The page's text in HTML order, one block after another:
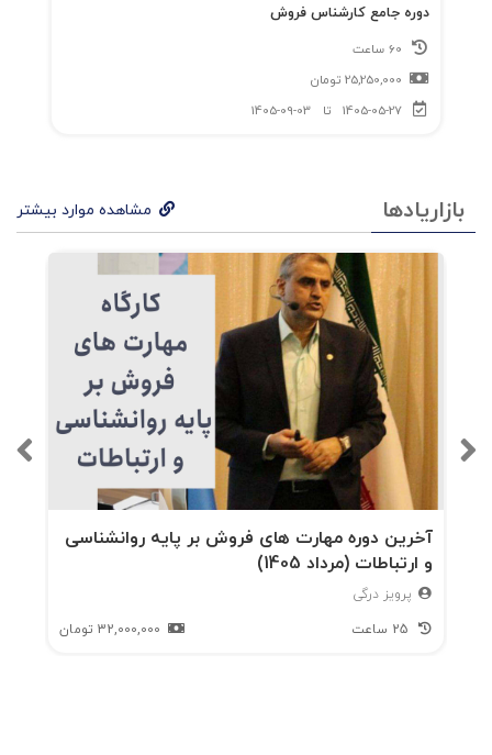
دوره جامع کارشناس فروش
25,250,000 تومان
1405-05-27
تا 1405-09-03
بازاریادها مشاهده موارد بیشتر
آخرین دوره مهارت های فروش بر پایه روانشناسی
و ارتباطات (مرداد 1405)
پرویز درگی
32,000,000 تومان